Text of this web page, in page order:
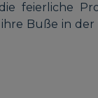
feierliche
Buße in